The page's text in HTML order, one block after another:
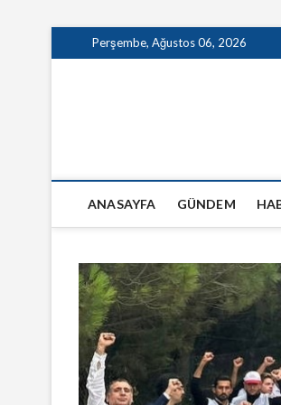
to
Perşembe, Ağustos 06, 2026
ANASAYFA GÜNDEM